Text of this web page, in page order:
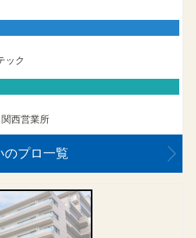
ック
関西営業所
のプロ一覧